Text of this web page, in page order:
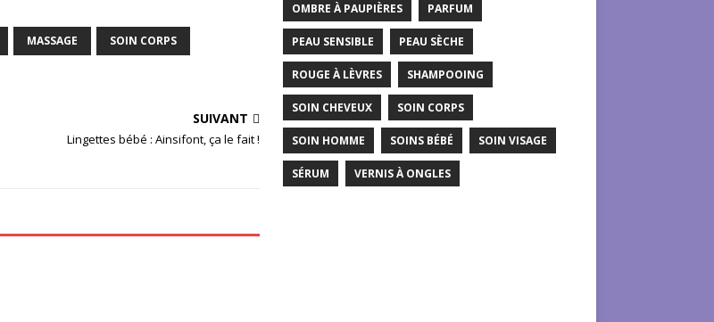
MASSAGE SOIN CORPS
SUIVANT
Lingettes bébé : Ainsifont, ça le fait !
OMBRE À PAUPIÈRES PARFUM
PEAU SENSIBLE PEAU SÈCHE
ROUGE À LÈVRES SHAMPOOING
SOIN CHEVEUX SOIN CORPS
SOIN HOMME SOINS BÉBÉ SOIN VISAGE
SÉRUM VERNIS À ONGLES